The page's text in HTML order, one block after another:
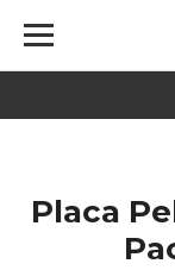
Placa